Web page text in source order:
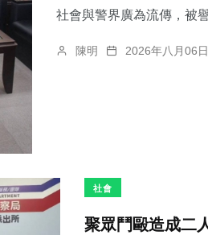
社會與警界廣為流傳，被
陳明 2026年八月06日
社會
聚眾鬥毆造成二